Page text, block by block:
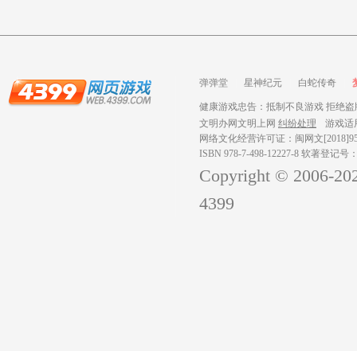
弹弹堂 星神纪元 白蛇传奇
健康游戏忠告：抵制不良游戏 拒绝
文明办网文明上网 纠纷处理
游戏适
网络文化经营许可证：闽网文
ISBN 978-7-498-12227-8 软著登记号
Copyright © 2006-
4399